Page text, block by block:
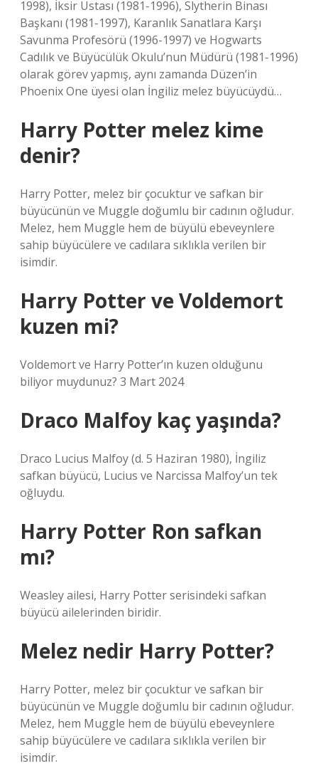
1998), İksir Ustası (1981-1996), Slytherin Binası
Başkanı (1981-1997), Karanlık Sanatlara Karşı
Savunma Profesörü (1996-1997) ve Hogwarts
Cadılık ve Büyücülük Okulu’nun Müdürü (1981-1996)
olarak görev yapmış, aynı zamanda Düzen’in
Phoenix One üyesi olan İngiliz melez büyücüydü…
Harry Potter melez kime
denir?
Harry Potter, melez bir çocuktur ve safkan bir
büyücünün ve Muggle doğumlu bir cadının oğludur.
Melez, hem Muggle hem de büyülü ebeveynlere
sahip büyücülere ve cadılara sıklıkla verilen bir
isimdir.
Harry Potter ve Voldemort
kuzen mi?
Voldemort ve Harry Potter’ın kuzen olduğunu
biliyor muydunuz? 3 Mart 2024
Draco Malfoy kaç yaşında?
Draco Lucius Malfoy (d. 5 Haziran 1980), İngiliz
safkan büyücü, Lucius ve Narcissa Malfoy’un tek
oğluydu.
Harry Potter Ron safkan
mı?
Weasley ailesi, Harry Potter serisindeki safkan
büyücü ailelerinden biridir.
Melez nedir Harry Potter?
Harry Potter, melez bir çocuktur ve safkan bir
büyücünün ve Muggle doğumlu bir cadının oğludur.
Melez, hem Muggle hem de büyülü ebeveynlere
sahip büyücülere ve cadılara sıklıkla verilen bir
isimdir.